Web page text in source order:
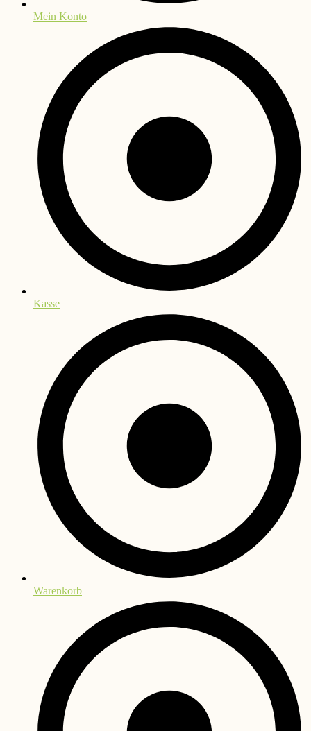
Mein Konto
Kasse
Warenkorb